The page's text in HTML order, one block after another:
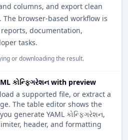
columns, and export clean
The browser-based workflow is
documentation,
tasks.
or downloading the result.
કોન્ફિગરેશન with preview
a supported file, or extract a
The table editor shows the
generate YAML કોન્ફિગરેશન,
header, and formatting